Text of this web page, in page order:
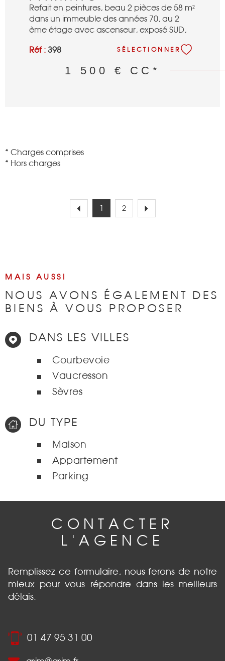
Refait en peintures, beau 2 pièces de 58 m²
dans un immeuble des années 70, au 2
ème étage avec ascenseur, exposé SUD,
de 20 m² sur balcon, d'une cuisuine
avec penderies, d'une chambre sur
Réf : 398 SÉLECTIONNER
1 500 € CC*
* Charges comprises
* Hors charges
1 2
MAIS AUSSI
NOUS AVONS ÉGALEMENT DES
BIENS À VOUS PROPOSER
DANS LES VILLES
Courbevoie
Vaucresson
Sèvres
DU TYPE
Maison
Appartement
Parking
CONTACTER
L'AGENCE
Remplissez ce formulaire, nous ferons de notre
mieux pour vous répondre dans les meilleurs
délais.
01 47 95 31 00